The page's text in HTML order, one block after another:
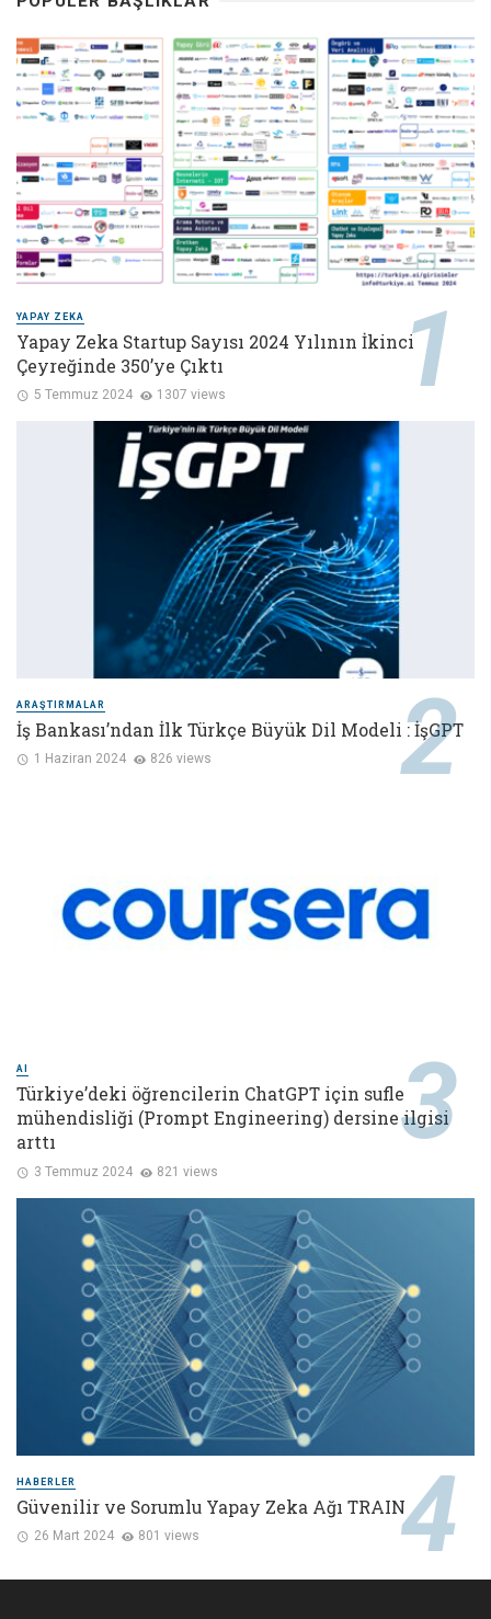
YAPAY ZEKA
Yapay Zeka Startup Sayısı 2024 Yılının İkinci
Çeyreğinde 350’ye Çıktı
5 Temmuz 2024 1307 views
ARAŞTIRMALAR
İş Bankası’ndan İlk Türkçe Büyük Dil Modeli : İşGPT
1 Haziran 2024 826 views
AI
Türkiye’deki öğrencilerin ChatGPT için sufle
mühendisliği (Prompt Engineering) dersine ilgisi
arttı
3 Temmuz 2024 821 views
HABERLER
Güvenilir ve Sorumlu Yapay Zeka Ağı TRAIN
26 Mart 2024 801 views